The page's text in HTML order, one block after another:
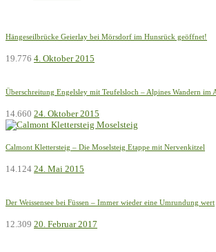
Hängeseilbrücke Geierlay bei Mörsdorf im Hunsrück geöffnet!
19.776 4. Oktober 2015
Überschreitung Engelsley mit Teufelsloch – Alpines Wandern im
14.660 24. Oktober 2015
Calmont Klettersteig – Die Moselsteig Etappe mit Nervenkitzel
14.124 24. Mai 2015
Der Weissensee bei Füssen – Immer wieder eine Umrundung wert
12.309 20. Februar 2017